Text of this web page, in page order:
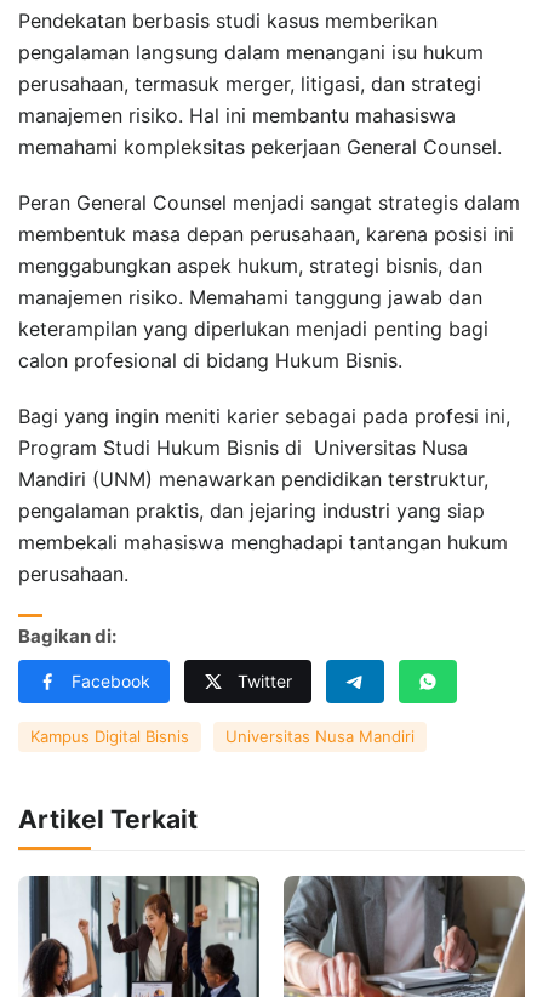
Pendekatan berbasis studi kasus memberikan
pengalaman langsung dalam menangani isu hukum
perusahaan, termasuk merger, litigasi, dan strategi
manajemen risiko. Hal ini membantu mahasiswa
memahami kompleksitas pekerjaan General Counsel.
Peran General Counsel menjadi sangat strategis dalam
membentuk masa depan perusahaan, karena posisi ini
menggabungkan aspek hukum, strategi bisnis, dan
manajemen risiko. Memahami tanggung jawab dan
keterampilan yang diperlukan menjadi penting bagi
calon profesional di bidang Hukum Bisnis.
Bagi yang ingin meniti karier sebagai pada profesi ini,
Program Studi Hukum Bisnis di Universitas Nusa
Mandiri (UNM) menawarkan pendidikan terstruktur,
pengalaman praktis, dan jejaring industri yang siap
membekali mahasiswa menghadapi tantangan hukum
perusahaan.
Bagikan di:
Facebook Twitter
Kampus Digital Bisnis Universitas Nusa Mandiri
Artikel Terkait